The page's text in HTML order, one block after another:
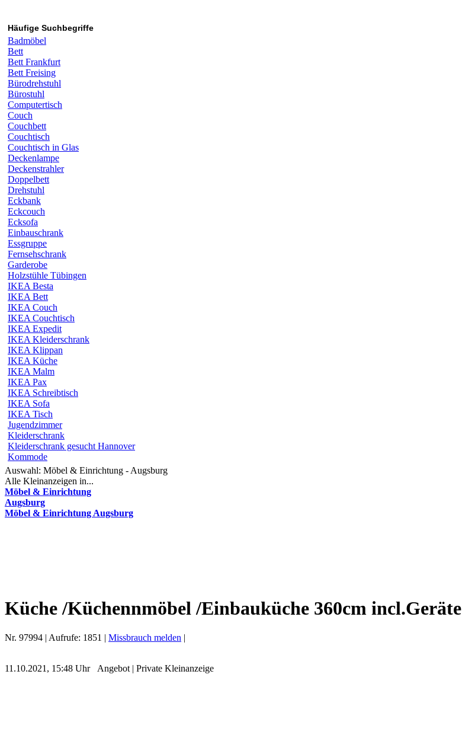
Häufige Suchbegriffe
Badmöbel
Bett
Bett Frankfurt
Bett Freising
Bürodrehstuhl
Bürostuhl
Computertisch
Couch
Couchbett
Couchtisch
Couchtisch in Glas
Deckenlampe
Deckenstrahler
Doppelbett
Drehstuhl
Eckbank
Eckcouch
Ecksofa
Einbauschrank
Essgruppe
Fernsehschrank
Garderobe
Holzstühle Tübingen
IKEA Besta
IKEA Bett
IKEA Couch
IKEA Couchtisch
IKEA Expedit
IKEA Kleiderschrank
IKEA Klippan
IKEA Küche
IKEA Malm
IKEA Pax
IKEA Schreibtisch
IKEA Sofa
IKEA Tisch
Jugendzimmer
Kleiderschrank
Kleiderschrank gesucht Hannover
Kommode
Auswahl: Möbel & Einrichtung - Augsburg
Alle Kleinanzeigen in...
Möbel & Einrichtung
Augsburg
Möbel & Einrichtung Augsburg
Küche /Küchennmöbel /Einbauküche 360cm incl.Geräte
Nr. 97994 | Aufrufe: 1851 | Missbrauch melden |
11.10.2021, 15:48 Uhr Angebot | Private Kleinanzeige